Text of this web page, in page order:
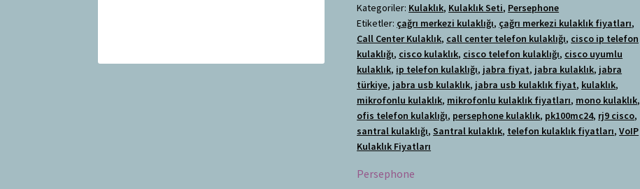
Kategoriler: Kulaklık, Kulaklık Seti, Persephone
Etiketler: çağrı merkezi kulaklığı, çağrı merkezi kulaklık fiyatları,
Call Center Kulaklık, call center telefon kulaklığı, cisco ip telefon
kulaklığı, cisco kulaklık, cisco telefon kulaklığı, cisco uyumlu
kulaklık, ip telefon kulaklığı, jabra fiyat, jabra kulaklık, jabra
türkiye, jabra usb kulaklık, jabra usb kulaklık fiyat, kulaklık,
mikrofonlu kulaklık, mikrofonlu kulaklık fiyatları, mono kulaklık,
ofis telefon kulaklığı, persephone kulaklık, pk100mc24, rj9 cisco,
santral kulaklığı,Santral kulaklık, telefon kulaklık fiyatları,VoIP
Kulaklık Fiyatları
Persephone